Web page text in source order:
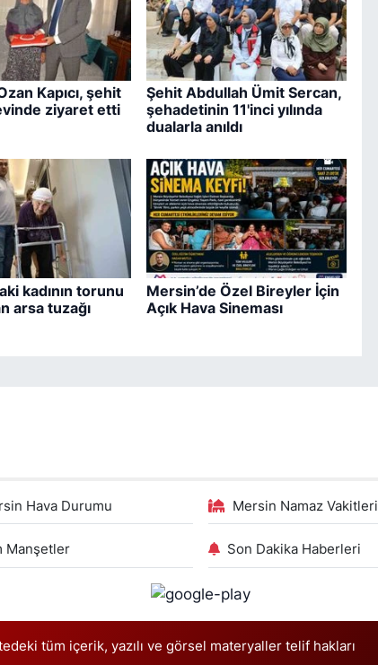
Kapıcı, şehit
ziyaret etti
Şehit Abdullah Ümit Sercan,
şehadetinin 11'inci yılında
dualarla anıldı
kadının torunu
arsa tuzağı
Mersin’de Özel Bireyler İçin
Açık Hava Sineması
Hava Durumu Mersin Namaz Vakitleri
Manşetler Son Dakika Haberleri
tüm içerik, yazılı ve görsel materyaller telif hakları